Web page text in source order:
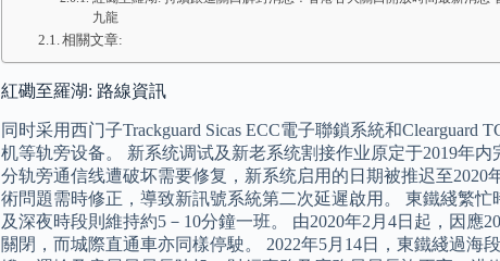
九龍
相關文章:
紅磡至羅湖: 路線資訊
同时采用西门子Trackguard Sicas ECC電子聯鎖系統和
机等轨旁设备。 新系统调试及新老系统割接作业原定于2019年
分轨旁通信线遭破坏需要修复，新系统启用的日期被推迟至2020
術問題需時修正，導致新訊號系統第二次延遲啟用。 東鐵綫繁
及深夜時段則維持約5－10分鐘一班。 由2020年2月4日起，因應
關閉，而城際直通車亦同樣停駛。 2022年5月14日，東鐵綫過海